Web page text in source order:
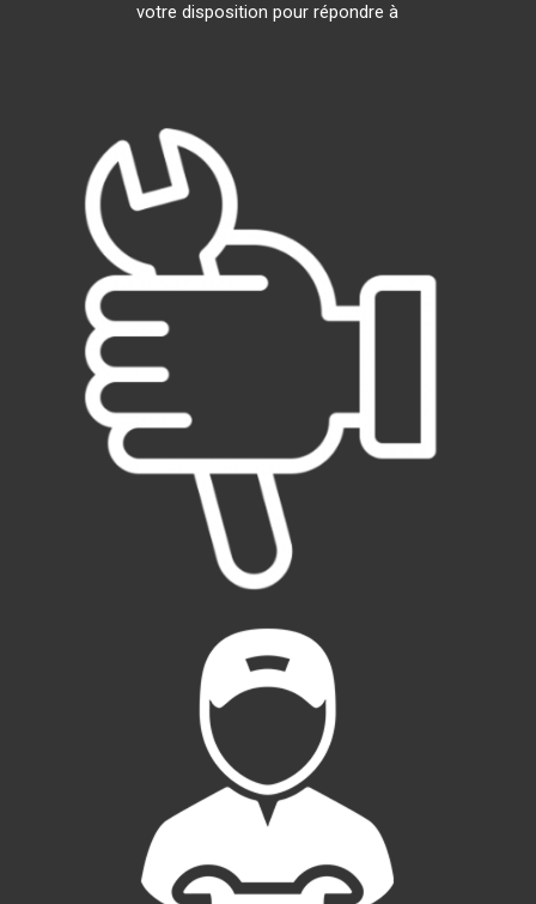
votre disposition pour répondre à